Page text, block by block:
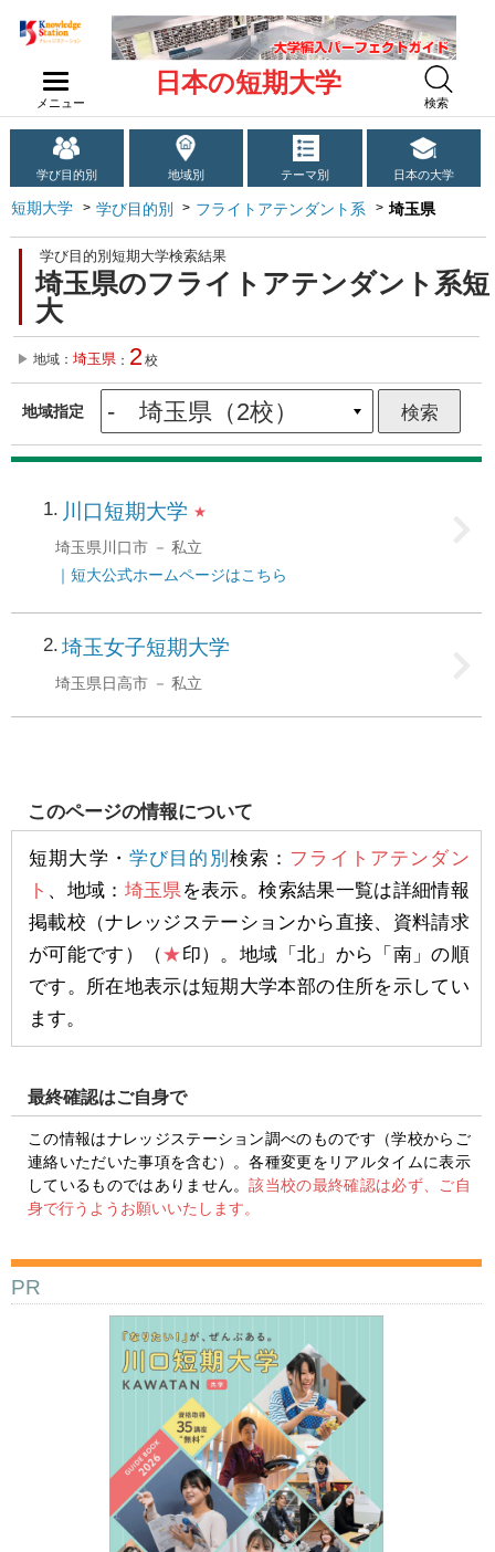
メニュー
日本の短期大学
検索
学び目的別 地域別 テーマ別 日本の大学
短期大学 学び目的別 フライトアテンダント系 埼玉県
学び目的別短期大学検索結果
埼玉県のフライトアテンダント系短
大
地域： 埼玉県 ： 2 校
地域指定
1 川口短期大学 ★
埼玉県川口市
私立
｜ 短大公式ホームページはこちら
2 埼玉女子短期大学
埼玉県日高市 私立
このページの情報について
短期大学・ 学び目的別 検索： フライトアテンダン
ト 、地域： 埼玉県 を表示。検索結果一覧は詳細情報
掲載校（ナレッジステーションから直接、資料請求
が可能です）（★印）。地域「北」から「南」の順
です。所在地表示は短期大学本部の住所を示してい
ます。
最終確認はご自身で
この情報はナレッジステーション調べのものです（学校からご
連絡いただいた事項を含む）。各種変更をリアルタイムに表示
しているものではありません。該当校の最終確認は必ず、ご自
身で行うようお願いいたします。
PR